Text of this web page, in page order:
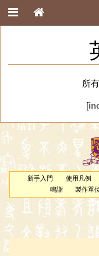
所
[
新手入門 使用凡例
鳴謝
製作單